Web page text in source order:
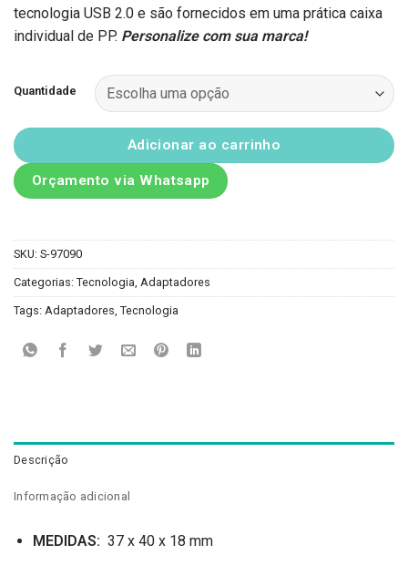
tecnologia USB 2.0 e são fornecidos em uma prática caixa
individual de PP. Personalize com sua marca!
Quantidade
Adicionar ao carrinho
Orçamento via Whatsapp
SKU: S-97090
Categorias: Tecnologia Adaptadores
Tags: Adaptadores Tecnologia
Descrição
Informação adicional
MEDIDAS: 37 x 40 x 18 mm